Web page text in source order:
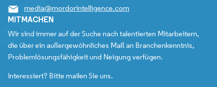
media@mordorintelligence.com
MITMACHEN
Wir sind immer auf der Suche nach talentierten Mitarbeitern,
die über ein außergewöhnliches Maß an Branchenkenntnis,
Problemlösungsfähigkeit und Neigung verfügen.
Interessiert? Bitte mailen Sie uns.